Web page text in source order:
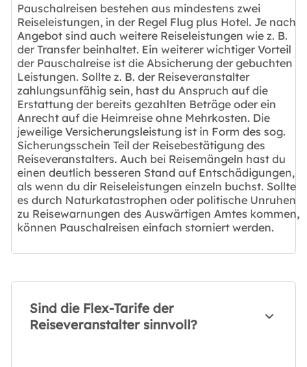
Pauschalreisen bestehen aus mindestens zwei
Reiseleistungen, in der Regel Flug plus Hotel. Je nach
Angebot sind auch weitere Reiseleistungen wie z. B.
der Transfer beinhaltet. Ein weiterer wichtiger Vorteil
der Pauschalreise ist die Absicherung der gebuchten
Leistungen. Sollte z. B. der Reiseveranstalter
zahlungsunfähig sein, hast du Anspruch auf die
Erstattung der bereits gezahlten Beträge oder ein
Anrecht auf die Heimreise ohne Mehrkosten. Die
jeweilige Versicherungsleistung ist in Form des sog.
Sicherungsschein Teil der Reisebestätigung des
Reiseveranstalters. Auch bei Reisemängeln hast du
einen deutlich besseren Stand auf Entschädigungen,
als wenn du dir Reiseleistungen einzeln buchst. Sollte
es durch Naturkatastrophen oder politische Unruhen
zu Reisewarnungen des Auswärtigen Amtes kommen,
können Pauschalreisen einfach storniert werden.
Sind die Flex-Tarife der
Reiseveranstalter sinnvoll?